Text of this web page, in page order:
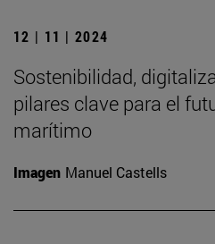
12 | 11 | 2024
Sostenibilidad,
pilares clave para el
marítimo
Imagen Manuel Castells